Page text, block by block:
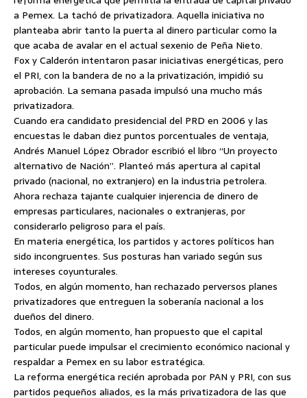
a Pemex. La tachó de privatizadora. Aquella iniciativa no
planteaba abrir tanto la puerta al dinero particular como la
que acaba de avalar en el actual sexenio de Peña Nieto.
Fox y Calderón intentaron pasar iniciativas energéticas, pero
el PRI, con la bandera de no a la privatización, impidió su
aprobación. La semana pasada impulsó una mucho más
privatizadora.
Cuando era candidato presidencial del PRD en 2006 y las
encuestas le daban diez puntos porcentuales de ventaja,
Andrés Manuel López Obrador escribió el libro “Un proyecto
alternativo de Nación”. Planteó más apertura al capital
privado (nacional, no extranjero) en la industria petrolera.
Ahora rechaza tajante cualquier injerencia de dinero de
empresas particulares, nacionales o extranjeras, por
considerarlo peligroso para el país.
En materia energética, los partidos y actores políticos han
sido incongruentes. Sus posturas han variado según sus
intereses coyunturales.
Todos, en algún momento, han rechazado perversos planes
privatizadores que entreguen la soberanía nacional a los
dueños del dinero.
Todos, en algún momento, han propuesto que el capital
particular puede impulsar el crecimiento económico nacional y
respaldar a Pemex en su labor estratégica.
La reforma energética recién aprobada por PAN y PRI, con sus
partidos pequeños aliados, es la más privatizadora de las que